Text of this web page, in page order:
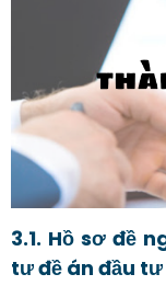
3.1. Hồ sơ đề
tư đề án đầu